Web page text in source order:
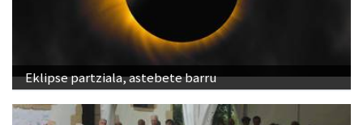
Eklipse partziala, astebete barru